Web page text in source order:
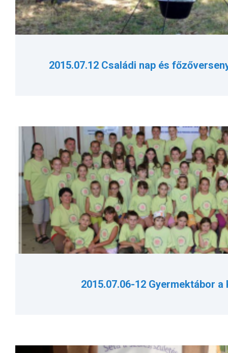
2015.07.12 Családi nap és
2015.07.06-12 Gyermektábor